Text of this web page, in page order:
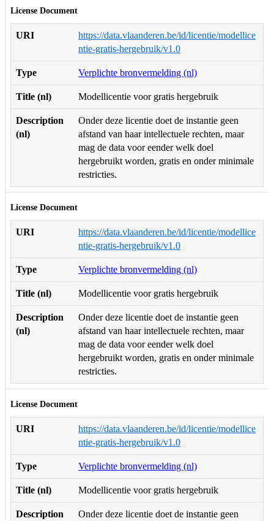
License Document
URI
https://data.vlaanderen.be/id/licentie/modellice
ntie-gratis-hergebruik/v1.0
Type Verplichte bronvermelding (nl)
Title (nl) Modellicentie voor gratis hergebruik
Description
(nl)
Onder deze licentie doet de instantie geen
afstand van haar intellectuele rechten, maar
mag de data voor eender welk doel
hergebruikt worden, gratis en onder minimale
restricties.
License Document
URI
https://data.vlaanderen.be/id/licentie/modellice
ntie-gratis-hergebruik/v1.0
Type Verplichte bronvermelding (nl)
Title (nl) Modellicentie voor gratis hergebruik
Description
(nl)
Onder deze licentie doet de instantie geen
afstand van haar intellectuele rechten, maar
mag de data voor eender welk doel
hergebruikt worden, gratis en onder minimale
restricties.
License Document
URI
https://data.vlaanderen.be/id/licentie/modellice
ntie-gratis-hergebruik/v1.0
Type Verplichte bronvermelding (nl)
Title (nl) Modellicentie voor gratis hergebruik
Description
Onder deze licentie doet de instantie geen